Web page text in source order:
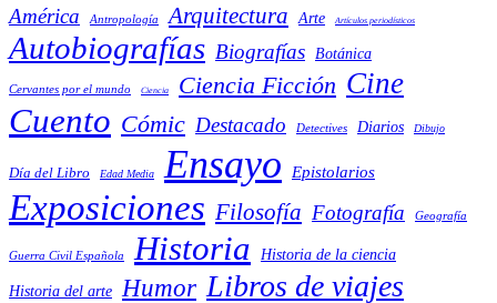
América Antropología Arquitectura Arte Artículos periodísticos
Autobiografías Biografías Botánica
Cervantes por el mundo Ciencia Ciencia Ficción Cine
Cuento Cómic Destacado Detectives Diarios Dibujo
Día del Libro Edad Media Ensayo Epistolarios
Exposiciones Filosofía Fotografía Geografía
Guerra Civil Española Historia Historia de la ciencia
Historia del arte Humor Libros de viajes